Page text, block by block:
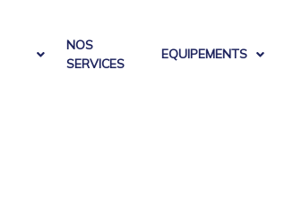
NOS
SERVICES
EQUIPEMENTS